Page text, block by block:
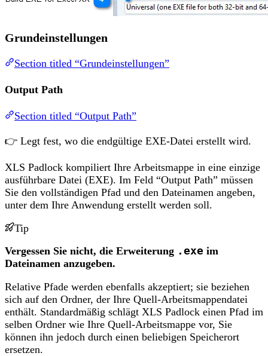
Grundeinstellungen
Section titled “Grundeinstellungen”
Output Path
Section titled “Output Path”
👉 Legt fest, wo die endgültige EXE-Datei erstellt wird.
XLS Padlock kompiliert Ihre Arbeitsmappe in eine einzige
ausführbare Datei (EXE). Im Feld “Output Path” müssen
Sie den vollständigen Pfad und den Dateinamen angeben,
unter dem Ihre Anwendung erstellt werden soll.
Tip
Vergessen Sie nicht, die Erweiterung .exe im
Dateinamen anzugeben.
Relative Pfade werden ebenfalls akzeptiert; sie beziehen
sich auf den Ordner, der Ihre Quell-Arbeitsmappendatei
enthält. Standardmäßig schlägt XLS Padlock einen Pfad im
selben Ordner wie Ihre Quell-Arbeitsmappe vor, Sie
können ihn jedoch durch einen beliebigen Speicherort
ersetzen.